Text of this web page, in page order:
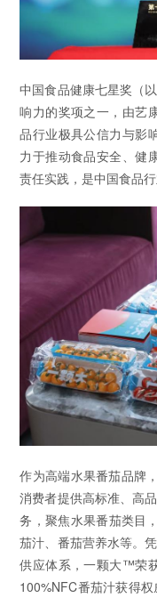
中国食品健康七星奖（
响力的奖项之一，由艺
品行业极具公信力与影
力于推动食品安全、健
责任实践，是中国食品
作为高端水果番茄品牌
消费者提供高标准、高
务，聚焦水果番茄类目
茄汁、番茄营养水等。
供应体系，一颗大™荣
100%NFC番茄汁获得